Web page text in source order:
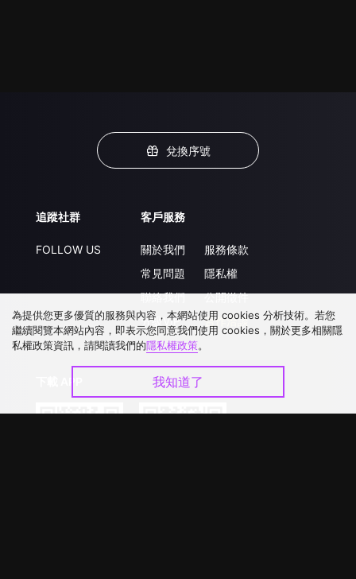
兌換序號
追蹤社群
FOLLOW US
客戶服務
關於我們
常見問題
聯絡我們
升級VIP
服務條款
隱私權
公開徵件
合作洽談
為提供您更多優質的服務與內容，本網站使用 cookies 分析技術。若您
繼續閱覽本網站內容，即表示您同意我們使用 cookies，關於更多相關隱
私權政策資訊，請閱讀我們的隱私權政策。
我知道了